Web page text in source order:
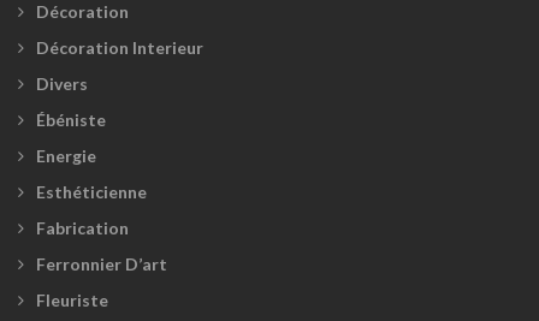
Décoration
Décoration Interieur
Divers
Ébéniste
Energie
Esthéticienne
Fabrication
Ferronnier D’art
Fleuriste